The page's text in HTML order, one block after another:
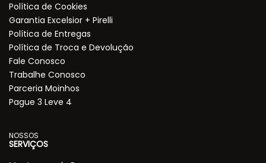
Política de Cookies
Garantia Excelsior + Pirelli
Política de Entregas
Política de Troca e Devolução
Fale Conosco
Trabalhe Conosco
Parceria Moinhos
Pague 3 Leve 4
NOSSOS
SERVIÇOS